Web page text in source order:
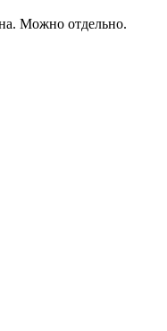
Можно отдельно.